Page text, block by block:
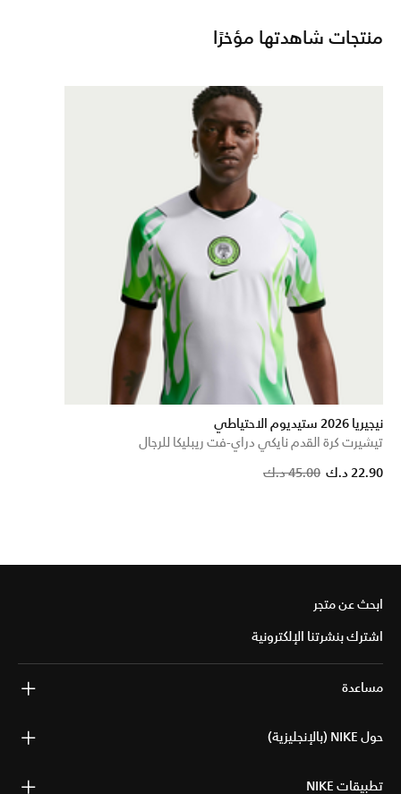
منتجات شاهدتها مؤخرًا
نيجيريا 2026 ستيديوم الاحتياطي
تيشيرت كرة القدم نايكي دراي-فت ريبليكا للرجال
Price reduced from
45.00 د.كto 22.90 د.ك
ابحث عن متجر
اشترك بنشرتنا الإلكترونية
مساعدة
حول NIKE (بالإنجليزية)
تطبيقات NIKE